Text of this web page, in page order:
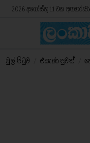
2026 අගෝස්තු 11 වන
මුල් පිටුව එසැණ පුවත්